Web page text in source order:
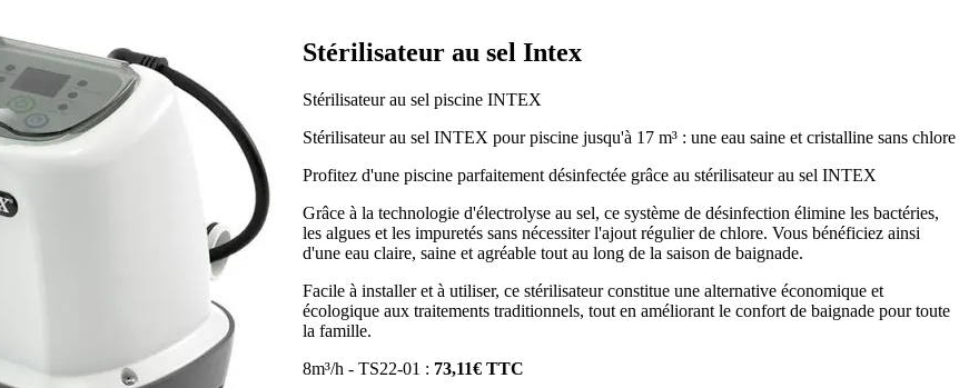
Stérilisateur au sel Intex
Stérilisateur au sel piscine INTEX
Stérilisateur au sel INTEX pour piscine jusqu'à 17 m³ : une eau saine et cristalline sans chlore
Profitez d'une piscine parfaitement désinfectée grâce au stérilisateur au sel INTEX
Grâce à la technologie d'électrolyse au sel, ce système de désinfection élimine les bactéries,
les algues et les impuretés sans nécessiter l'ajout régulier de chlore. Vous bénéficiez ainsi
d'une eau claire, saine et agréable tout au long de la saison de baignade.
Facile à installer et à utiliser, ce stérilisateur constitue une alternative économique et
écologique aux traitements traditionnels, tout en améliorant le confort de baignade pour toute
la famille.
8m³/h - TS22-01 : 73,11€ TTC